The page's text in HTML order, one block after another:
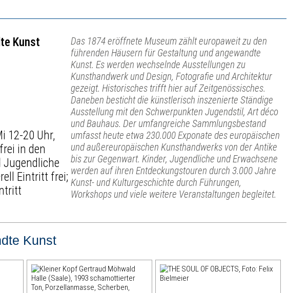
Kunst
12-20 Uhr,
in den
Jugendliche
Eintritt frei;
Das 1874 eröffnete Museum zählt europaweit zu den
führenden Häusern für Gestaltung und angewandte
Kunst. Es werden wechselnde Ausstellungen zu
Kunsthandwerk und Design, Fotografie und Architektur
gezeigt. Historisches trifft hier auf Zeitgenössisches.
Daneben besticht die künstlerisch inszenierte Ständige
Ausstellung mit den Schwerpunkten Jugendstil, Art déco
und Bauhaus. Der umfangreiche Sammlungsbestand
umfasst heute etwa 230.000 Exponate des europäischen
und außereuropäischen Kunsthandwerks von der Antike
bis zur Gegenwart. Kinder, Jugendliche und Erwachsene
werden auf ihren Entdeckungstouren durch 3.000 Jahre
Kunst- und Kulturgeschichte durch Führungen,
Workshops und viele weitere Veranstaltungen begleitet.
Kunst